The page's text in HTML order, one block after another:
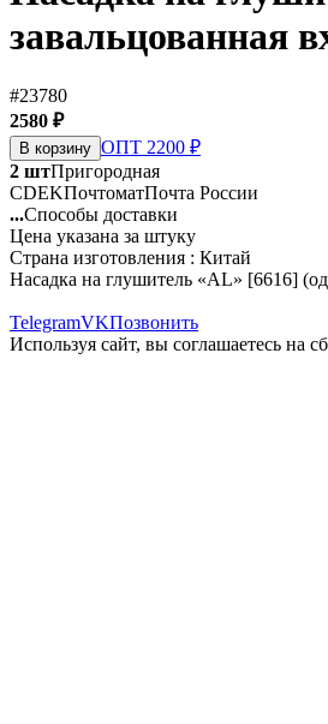
завальцованная
#23780
2580 ₽
В корзину ОПТ 2200 ₽
2 штПригородная
CDEKПочтоматПочта России
...Способы доставки
Цена указана за штуку
Страна изготовления : Китай
Насадка на глушитель «AL» [6616]
TelegramVKПозвонить
Используя сайт, вы соглашаетесь на